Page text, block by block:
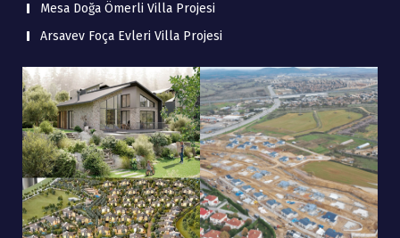
Mesa Doğa Ömerli Villa Projesi
Arsavev Foça Evleri Villa Projesi